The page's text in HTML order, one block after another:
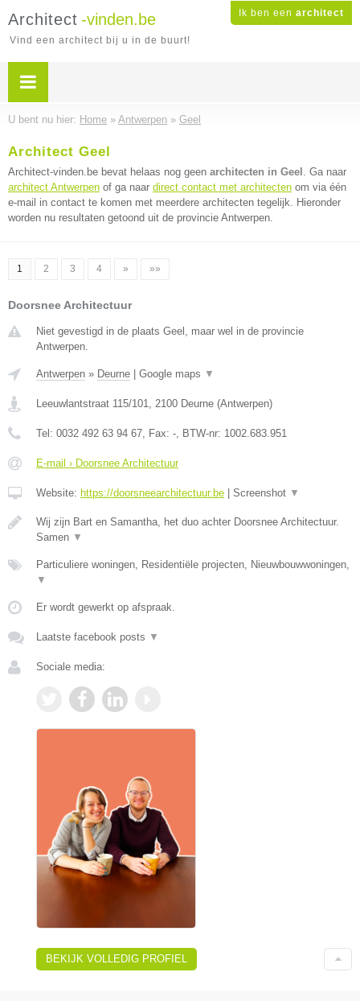
Ik ben een architect
Architect -vinden.be
Vind een architect bij u in de buurt!
U bent nu hier: Home » Antwerpen » Geel
Architect Geel
Architect-vinden.be bevat helaas nog geen architecten in Geel . Ga naar
architect Antwerpen of ga naar direct contact met architecten om via één
e-mail in contact te komen met meerdere architecten tegelijk. Hieronder
worden nu resultaten getoond uit de provincie Antwerpen.
1 2 3 4 » »»
Doorsnee Architectuur
Niet gevestigd in de plaats Geel, maar wel in de provincie
Antwerpen.
Antwerpen » Deurne Google maps ▼
Leeuwlantstraat 115/101, 2100 Deurne (Antwerpen)
Tel: 0032 492 63 94 67, Fax: -, BTW-nr: 1002.683.951
E-mail › Doorsnee Architectuur
Website: https://doorsneearchitectuur.be Screenshot ▼
Wij zijn Bart en Samantha, het duo achter Doorsnee Architectuur.
Samen ▼
Particuliere woningen, Residentiële projecten, Nieuwbouwwoningen,
▼
Er wordt gewerkt op afspraak.
Laatste facebook posts ▼
Sociale media:
BEKIJK VOLLEDIG PROFIEL